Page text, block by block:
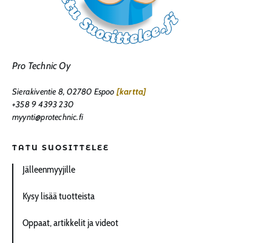
Pro Technic Oy
Sierakiventie 8, 02780 Espoo [kartta]
+358 9 4393 230
myynti@protechnic.fi
TATU SUOSITTELEE
Jälleenmyyjille
Kysy lisää tuotteista
Oppaat, artikkelit ja videot